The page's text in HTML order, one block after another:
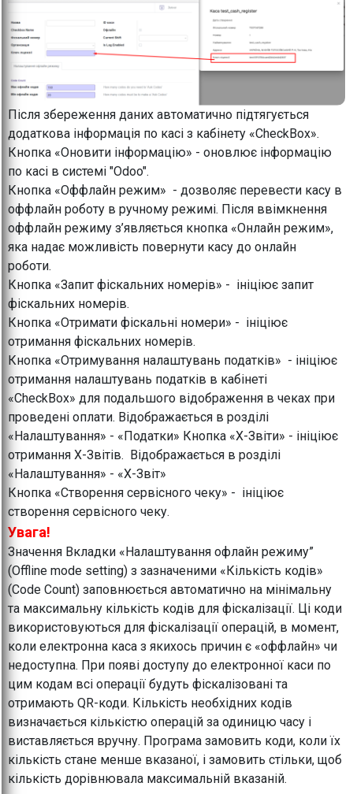
Після збереження даних автоматично підтягується
додаткова інформація по касі з кабінету «CheckBox».
Кнопка «Оновити інформацію» - оновлює інформацію
по касі в системі "Odoo".
Кнопка «Оффлайн режим» - дозволяє перевести касу в
оффлайн роботу в ручному режимі. Після ввімкнення
оффлайн режиму з’являється кнопка «Онлайн режим»,
яка надає можливість повернути касу до онлайн
роботи.
Кнопка «Запит фіскальних номерів» - ініціює запит
фіскальних номерів.
Кнопка «Отримати фіскальні номери» - ініціює
отримання фіскальних номерів.
Кнопка «Отримування налаштувань податків» - ініціює
отримання налаштувань податків в кабінеті
«CheckBox» для подальшого відображення в чеках при
проведені оплати. Відображається в розділі
«Налаштування» - «Податки» Кнопка «Х-Звіти» - ініціює
отримання Х-Звітів. Відображається в розділі
«Налаштування» - «Х-Звіт»
Кнопка «Створення сервісного чеку» - ініціює
створення сервісного чеку.
Увага!
Значення Вкладки «Налаштування офлайн режиму”
(Offline mode setting) з зазначеними «Кількість кодів»
(Code Count) заповнюється автоматично на мінімальну
та максимальну кількість кодів для фіскалізації. Ці коди
використовуються для фіскалізації операцій, в момент,
коли електронна каса з якихось причин є «оффлайн» чи
недоступна. При появі доступу до електронної каси по
цим кодам всі операції будуть фіскалізовані та
отримають QR-коди. Кількість необхідних кодів
визначається кількістю операцій за одиницю часу і
виставляється вручну. Програма замовить коди, коли їх
кількість стане менше вказаної, і замовить стільки, щоб
кількість дорівнювала максимальній вказаній.